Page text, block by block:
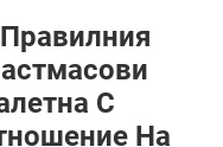
С
На